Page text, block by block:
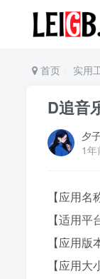
首页 实用
D追音
夕
1
【应用
【适用
【应用版
【应用大